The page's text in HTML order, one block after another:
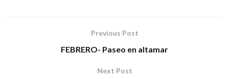
Previous Post
FEBRERO- Paseo en altamar
Next Post